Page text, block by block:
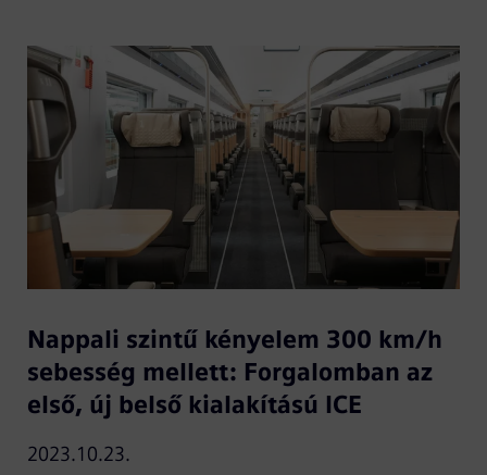
Nappali szintű kényelem 300 km/h
sebesség mellett: Forgalomban az
első, új belső kialakítású ICE
2023.10.23.